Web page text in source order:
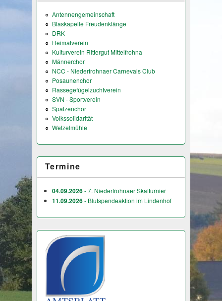
Antennengemeinschaft
Blaskapelle Freudenklänge
DRK
Heimatverein
Kulturverein Rittergut Mittelfrohna
Männerchor
NCC - Niederfrohnaer Carnevals Club
Posaunenchor
Rassegefügelzuchtverein
SVN - Sportverein
Spatzenchor
Volkssolidarität
Wetzelmühle
Termine
04.09.2026- 7. Niederfrohnaer Skatturnier
11.09.2026- Blutspendeaktion im Lindenhof